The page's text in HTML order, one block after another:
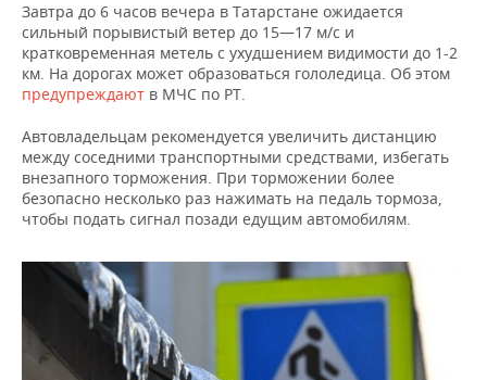
ТЕЛЕКОММУНИКАЦИИ
БИЗНЕС-БРАНЧИ
ONLINE-КОНФЕРЕНЦИИ
ФУТБОЛ
ХОККЕЙ
ВОЛЕЙБОЛ
КИБЕРСПОРТ
ФИГУРНОЕ КАТАНИЕ
ВОДНЫЕ ВИДЫ СПОРТА
ХОККЕЙ С МЯЧОМ
НОВОСТИ ОБЩЕСТВА
ВЛАСТЬ
ИСТОРИЯ
КУЛЬТУРА
МЕДИЦИНА
ОБРАЗОВАНИЕ
ПРОИСШЕСТВИЯ
ФОТОГАЛЕРЕЯ
СЮЖЕТЫ
СПИСОК ПЕРСОН
СПИСОК КОМПАНИЙ
ПОЛНАЯ ВЕРСИЯ
Завтра до 6 часов вечера в Татарстане ожидается
сильный порывистый ветер до 15—17 м/с и
кратковременная метель с ухудшением видимости до 1-2
км. На дорогах может образоваться гололедица. Об этом
предупреждают в МЧС по РТ.
Автовладельцам рекомендуется увеличить дистанцию
между соседними транспортными средствами, избегать
внезапного торможения. При торможении более
безопасно несколько раз нажимать на педаль тормоза,
чтобы подать сигнал позади едущим автомобилям.